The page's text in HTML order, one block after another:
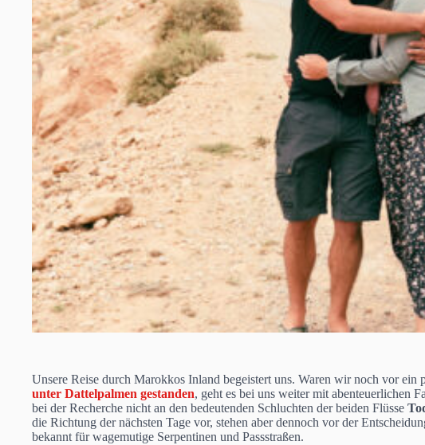
Unsere Reise durch Marokkos Inland begeistert uns. Waren wir noch vor ein
unter Dattelpalmen gestanden, geht es bei uns weiter mit abenteuerlichen
bei der Recherche nicht an den bedeutenden Schluchten der beiden Flüsse
die Richtung der nächsten Tage vor, stehen aber dennoch vor der
bekannt für wagemutige Serpentinen und Passstraßen.